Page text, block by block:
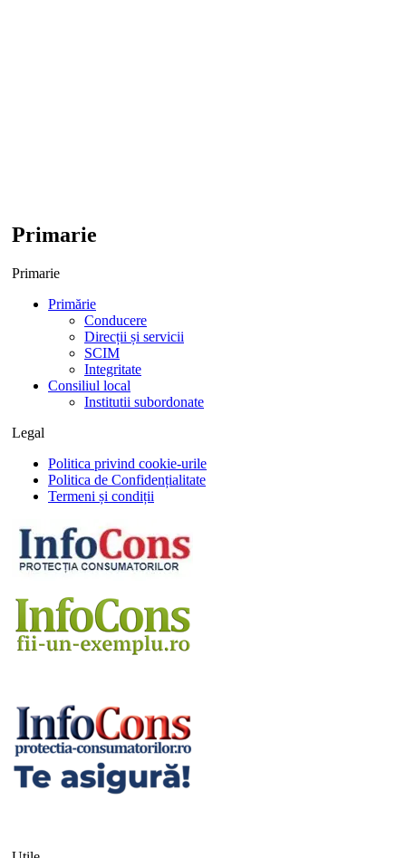
Primarie
Primarie
Primărie
Conducere
Direcții și servicii
SCIM
Integritate
Consiliul local
Institutii subordonate
Legal
Politica privind cookie-urile
Politica de Confidențialitate
Termeni și condiții